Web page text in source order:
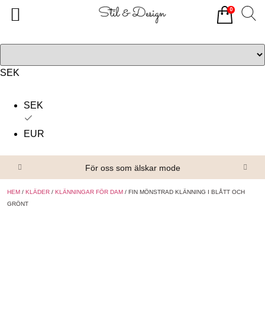
SEK
SEK
EUR
För oss som älskar mode
HEM / KLÄDER / KLÄNNINGAR FÖR DAM / FIN MÖNSTRAD KLÄNNING I BLÅTT OCH
GRÖNT
0
Alla produkter
Om oss